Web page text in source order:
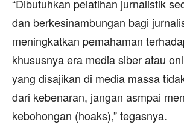
“Dibutuhkan pelatihan jurnalistik
dan berkesinambungan bagi
meningkatkan pemahaman
khususnya era media siber atau
yang disajikan di media massa
dari kebenaran, jangan asmpai
kebohongan (hoaks),” tegasnya.